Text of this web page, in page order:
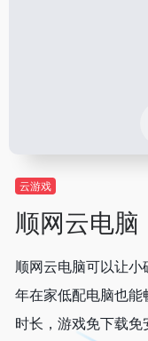
云游戏
顺网云电脑
顺网云电脑可以让
年在家低配电脑也
时长，游戏免下载